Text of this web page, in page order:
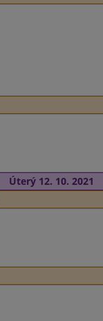
Úterý 12. 10. 2021